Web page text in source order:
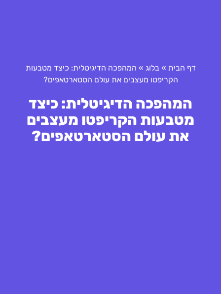
דף הבית »בלוג » המהפכה הדיגיטלית: כיצד מטבעות
הקריפטו מעצבים את עולם הסטארטאפים?
המהפכה הדיגיטלית: כיצד
מטבעות הקריפטו מעצבים
את עולם הסטארטאפים?